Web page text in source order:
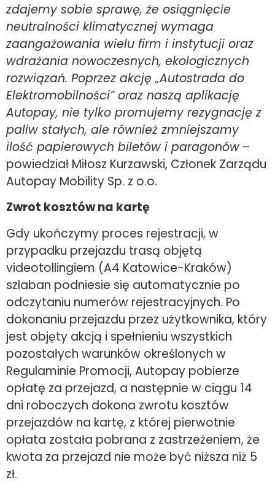
zdajemy sobie sprawę, że osiągnięcie
neutralności klimatycznej wymaga
zaangażowania wielu firm i instytucji oraz
wdrażania nowoczesnych, ekologicznych
rozwiązań. Poprzez akcję „Autostrada do
Elektromobilności” oraz naszą aplikację
Autopay, nie tylko promujemy rezygnację z
paliw stałych, ale również zmniejszamy
ilość papierowych biletów i paragonów –
powiedział Miłosz Kurzawski, Członek Zarządu
Autopay Mobility Sp. z o.o.
Zwrot kosztów na kartę
Gdy ukończymy proces rejestracji, w
przypadku przejazdu trasą objętą
videotollingiem (A4 Katowice-Kraków)
szlaban podniesie się automatycznie po
odczytaniu numerów rejestracyjnych. Po
dokonaniu przejazdu przez użytkownika, który
jest objęty akcją i spełnieniu wszystkich
pozostałych warunków określonych w
Regulaminie Promocji, Autopay pobierze
opłatę za przejazd, a następnie w ciągu 14
dni roboczych dokona zwrotu kosztów
przejazdów na kartę, z której pierwotnie
opłata została pobrana z zastrzeżeniem, że
kwota za przejazd nie może być niższa niż 5
zł.